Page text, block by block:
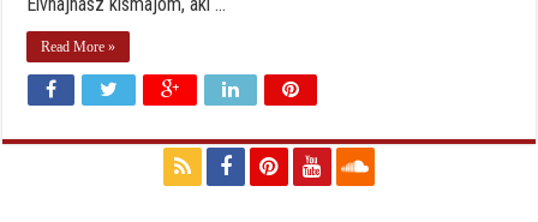
Read More »